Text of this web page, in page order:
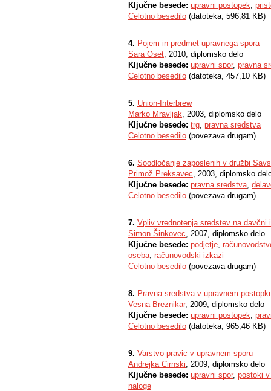
Ključne besede: upravni postopek,
Celotno besedilo (datoteka, 596,81 KB)
4. Pojem in predmet upravnega spora
Sara Oset, 2010, diplomsko delo
Ključne besede: upravni spor, pravna
Celotno besedilo (datoteka, 457,10 KB)
5. Union-Interbrew
Marko Mravljak, 2003, diplomsko delo
Ključne besede: trg, pravna sredstva
Celotno besedilo (povezava drugam)
6. Soodločanje zaposlenih v družbi
Primož Preksavec, 2003, diplomsko
Ključne besede: pravna sredstva,
Celotno besedilo (povezava drugam)
7. Vpliv vrednotenja sredstev na davčni
Simon Šinkovec, 2007, diplomsko delo
Ključne besede: podjetje,
oseba, računovodski izkazi
Celotno besedilo (povezava drugam)
8. Pravna sredstva v upravnem
Vesna Breznikar, 2009, diplomsko delo
Ključne besede: upravni postopek,
Celotno besedilo (datoteka, 965,46 KB)
9. Varstvo pravic v upravnem sporu
Andrejka Cirnski, 2009, diplomsko delo
Ključne besede: upravni spor, postoki v
naloge